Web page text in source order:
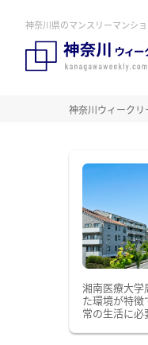
神奈川県のマンスリーマンシ
神奈川ウィークリ
湘南医療大学
た環境が特
常の生活に必